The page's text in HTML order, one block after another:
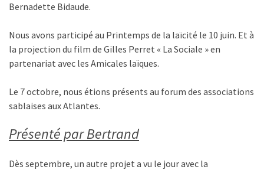
Bernadette Bidaude.
Nous avons participé au Printemps de la laïcité le 10 juin. Et à
la projection du film de Gilles Perret « La Sociale » en
partenariat avec les Amicales laïques.
Le 7 octobre, nous étions présents au forum des associations
sablaises aux Atlantes.
Présenté par Bertrand
Dès septembre, un autre projet a vu le jour avec la